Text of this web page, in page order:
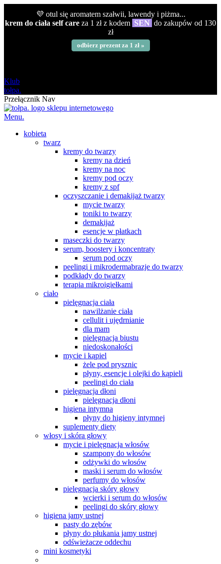
💜 otul się aromatem szałwii, lawendy i piżma...
krem do ciała self care za 1 zł z kodem SEN do zakupów od 130
zł
odbierz prezent za 1 zł »
Klub
tołpa.
Przełącznik Nav
Menu.
kobieta
twarz
kremy do twarzy
kremy na dzień
kremy na noc
kremy pod oczy
kremy z spf
oczyszczanie i demakijaż twarzy
mycie twarzy
toniki to twarzy
demakijaż
esencje w płatkach
maseczki do twarzy
serum, boostery i koncentraty
serum pod oczy
peelingi i mikrodermabrazje do twarzy
podkłady do twarzy
terapia mikroigiełkami
ciało
pielęgnacja ciała
nawilżanie ciała
cellulit i ujędrnianie
dla mam
pielęgnacja biustu
niedoskonałości
mycie i kąpiel
żele pod prysznic
płyny, esencje i olejki do kąpieli
peelingi do ciała
pielęgnacja dłoni
pielęgnacja dłoni
higiena intymna
płyny do higieny intymnej
suplementy diety
włosy i skóra głowy
mycie i pielęgnacja włosów
szampony do włosów
odżywki do włosów
maski i serum do włosów
perfumy do włosów
pielęgnacja skóry głowy
wcierki i serum do włosów
peelingi do skóry głowy
higiena jamy ustnej
pasty do zębów
płyny do płukania jamy ustnej
odświeżacze oddechu
mini kosmetyki